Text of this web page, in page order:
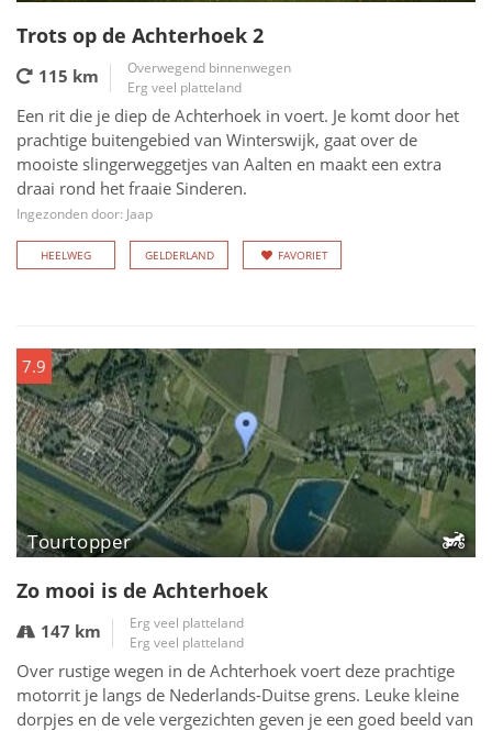
Trots op de Achterhoek 2
115 km
Overwegend binnenwegen
Erg veel platteland
Een rit die je diep de Achterhoek in voert. Je komt door het
prachtige buitengebied van Winterswijk, gaat over de
mooiste slingerweggetjes van Aalten en maakt een extra
draai rond het fraaie Sinderen.
Ingezonden door: Jaap
HEELWEG GELDERLAND FAVORIET
7.9
Tourtopper
Zo mooi is de Achterhoek
147 km
Erg veel platteland
Erg veel platteland
Over rustige wegen in de Achterhoek voert deze prachtige
motorrit je langs de Nederlands-Duitse grens. Leuke kleine
dorpjes en de vele vergezichten geven je een goed beeld van